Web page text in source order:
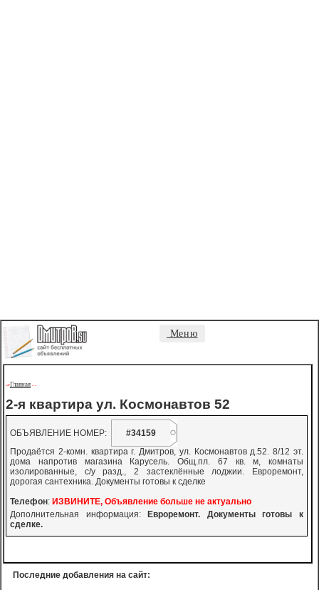
Меню
->Главная - -
2-я квартира ул. Космонавтов 52
ОБЪЯВЛЕНИЕ НОМЕР:
#34159
Продаётся 2-комн. квартира г. Дмитров, ул. Космонавтов д.52. 8/12 эт.
дома напротив магазина Карусель. Общ.пл. 67 кв. м, комнаты
изолированные, с/у разд., 2 застеклённые лоджии. Евроремонт,
дорогая сантехника. Документы готовы к сделке
Телефон: ИЗВИНИТЕ, Объявление больше не актуально
Дополнительная информация:
Евроремонт. Документы готовы к
сделке.
Последние добавления на сайт: